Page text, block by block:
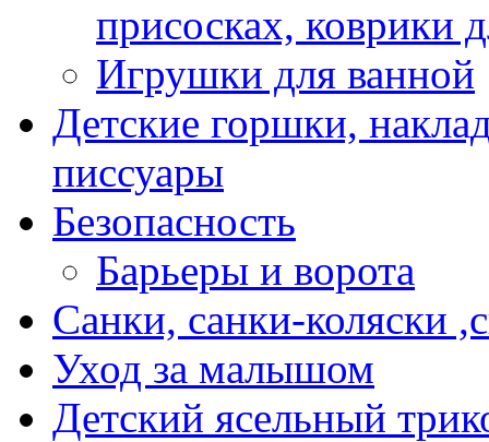
присосках, коврики
Игрушки для ванной
Детские горшки,
писсуары
Безопасность
Барьеры и ворота
Санки, санки-коляски
Уход за малышом
Детский ясельный